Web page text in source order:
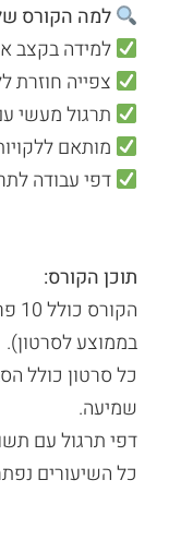
למה הקורס
למידה בקצב
צפייה חוזרת
תרגול מעשי
מותאם
דפי עבודה
תוכן הקורס:
בממוצע לסרטון).
כל סרטון כולל
שמיעה.
דפי תרגול עם
כל השיעורים